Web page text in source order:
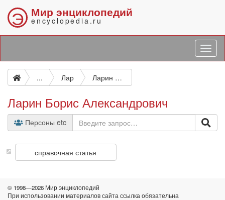
Э Мир энциклопедий
encyclopedia.ru
... Лар Ларин Борис Александрович
Ларин Борис Александрович
Персоны etc
справочная статья
© 1998—2026 Мир энциклопедий
При использовании материалов сайта ссылка обязательна